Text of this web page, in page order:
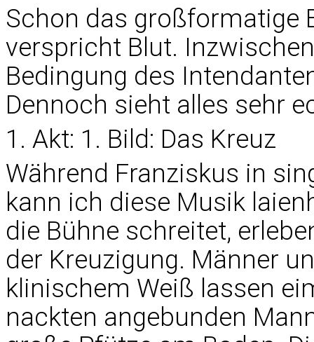
Schon das großformatige
verspricht Blut.
Bedingung des
Dennoch sieht alles sehr
1. Akt: 1. Bild: Das Kreuz
Während Franziskus in
kann ich diese Musik
die Bühne schreitet,
der Kreuzigung. Männer
klinischem Weiß lassen
nackten angebunden